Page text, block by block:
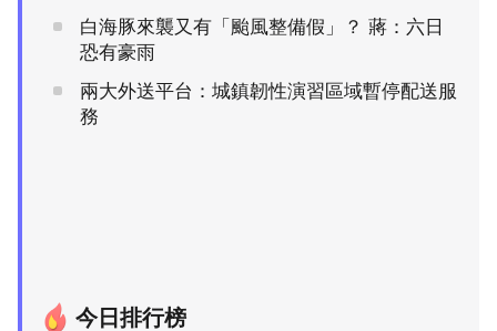
白海豚來襲又有「颱風整備假」？ 蔣：六日
恐有豪雨
兩大外送平台：城鎮韌性演習區域暫停配送服
務
今日排行榜